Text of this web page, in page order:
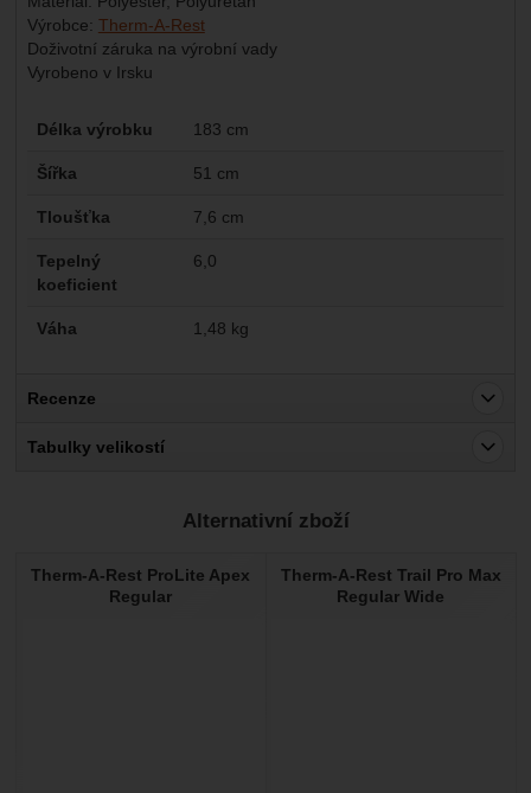
Výrobce: Therm-A-Rest
Doživotní záruka na výrobní vady
Vyrobeno v Irsku
Parametry
Délka výrobku 183 cm
Šířka 51 cm
Tloušťka 7,6 cm
Tepelný
koeficient
6,0
Váha 1,48 kg
Recenze
Nebyla přidána žádná recenze.
Tabulky velikostí
Alternativní zboží
Therm-A-Rest ProLite Apex
Regular
Therm-A-Rest Trail Pro Max
Regular Wide